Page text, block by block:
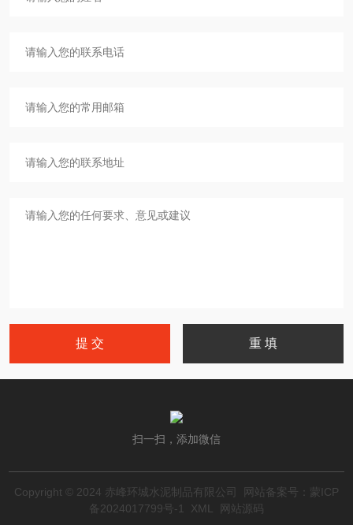
扫一扫，添加微信
Copyright © 2024 赤峰环城水泥制品有限公司 网站备案号：
蒙ICP
备2024017799号-1
XML 网站源码